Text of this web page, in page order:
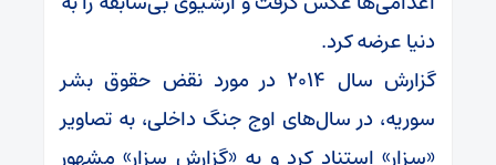
دنیا عرضه کرد.
گزارش سال ۲۰۱۴ در مورد نقض حقوق بشر
سوریه، در سال‌های اوج جنگ داخلی، به تصاویر
«سزار» استناد کرد و به «گزارش سزار» مشهور